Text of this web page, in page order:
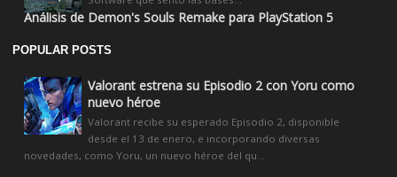
Análisis de Demon's Souls Remake para PlayStation 5
POPULAR POSTS
Valorant estrena su Episodio 2 con Yoru como
nuevo héroe
Valorant recibe su esperado Episodio 2, disponible
desde el 13 de enero, e incorporando diversas
novedades, como Yoru, un nuevo héroe del qu...